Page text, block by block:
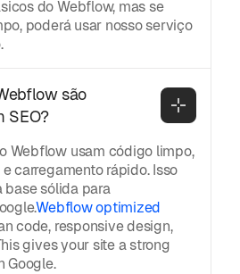
do Webflow, mas se
poderá usar nosso serviço
são
SEO?
Webflow usam código limpo,
carregamento rápido. Isso
base sólida para
Webflow optimized
code, responsive design,
gives your site a strong
Google.